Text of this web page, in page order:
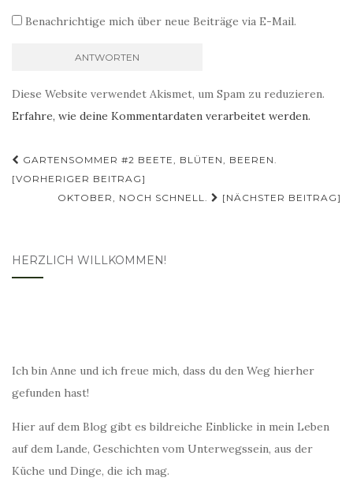
Benachrichtige mich über neue Beiträge via E-Mail.
Diese Website verwendet Akismet, um Spam zu reduzieren.
Erfahre, wie deine Kommentardaten verarbeitet werden.
Beitragsnavigation
GARTENSOMMER #2 BEETE, BLÜTEN, BEEREN.
[VORHERIGER BEITRAG]
OKTOBER, NOCH SCHNELL.
[NÄCHSTER BEITRAG]
HERZLICH WILLKOMMEN!
Ich bin Anne und ich freue mich, dass du den Weg hierher
gefunden hast!
Hier auf dem Blog gibt es bildreiche Einblicke in mein Leben
auf dem Lande, Geschichten vom Unterwegssein, aus der
Küche und Dinge, die ich mag.